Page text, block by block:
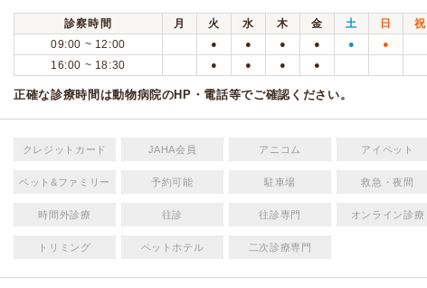
診察時間 月 火 水 木 金 土 日
祝
09:00 ~ 12:00
● ● ● ● ● ●
16:00 ~ 18:30 ● ● ● ●
正確な診療時間は動物病院のHP・電話等でご確認ください。
クレジットカード JAHA会員 アニコム アイペット
ペット&ファミリー 予約可能 駐車場 救急・夜間
時間外診療 往診 往診専門 オンライン診療
トリミング ペットホテル 二次診療専門